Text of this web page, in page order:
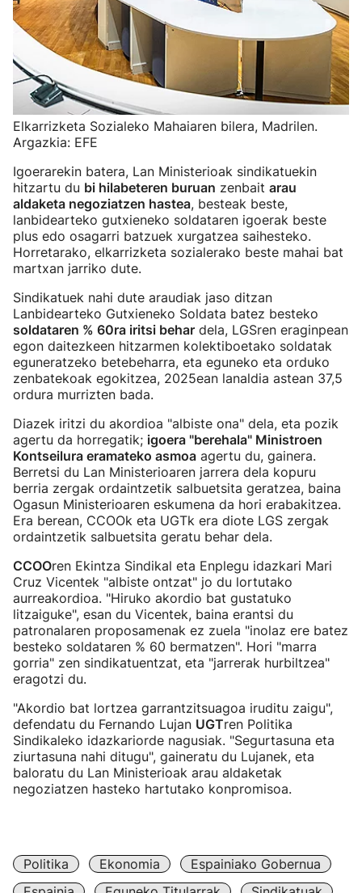
Elkarrizketa Sozialeko Mahaiaren bilera, Madrilen.
Argazkia: EFE
Igoerarekin batera, Lan Ministerioak sindikatuekin
hitzartu du bi hilabeteren buruan zenbait arau
aldaketa negoziatzen hastea, besteak beste,
lanbidearteko gutxieneko soldataren igoerak beste
plus edo osagarri batzuek xurgatzea saihesteko.
Horretarako, elkarrizketa sozialerako beste mahai bat
martxan jarriko dute.
Sindikatuek nahi dute araudiak jaso ditzan
Lanbidearteko Gutxieneko Soldata batez besteko
soldataren % 60ra iritsi behar dela, LGSren eraginpean
egon daitezkeen hitzarmen kolektiboetako soldatak
eguneratzeko betebeharra, eta eguneko eta orduko
zenbatekoak egokitzea, 2025ean lanaldia astean 37,5
ordura murrizten bada.
Diazek iritzi du akordioa "albiste ona" dela, eta pozik
agertu da horregatik; igoera "berehala" Ministroen
Kontseilura eramateko asmoa agertu du, gainera.
Berretsi du Lan Ministerioaren jarrera dela kopuru
berria zergak ordaintzetik salbuetsita geratzea, baina
Ogasun Ministerioaren eskumena da hori erabakitzea.
Era berean, CCOOk eta UGTk era diote LGS zergak
ordaintzetik salbuetsita geratu behar dela.
CCOOren Ekintza Sindikal eta Enplegu idazkari Mari
Cruz Vicentek "albiste ontzat" jo du lortutako
aurreakordioa. "Hiruko akordio bat gustatuko
litzaiguke", esan du Vicentek, baina erantsi du
patronalaren proposamenak ez zuela "inolaz ere batez
besteko soldataren % 60 bermatzen". Hori "marra
gorria" zen sindikatuentzat, eta "jarrerak hurbiltzea"
eragotzi du.
"Akordio bat lortzea garrantzitsuagoa iruditu zaigu",
defendatu du Fernando Lujan UGTren Politika
Sindikaleko idazkariorde nagusiak. "Segurtasuna eta
ziurtasuna nahi ditugu", gaineratu du Lujanek, eta
baloratu du Lan Ministerioak arau aldaketak
negoziatzen hasteko hartutako konpromisoa.
Politika Ekonomia
Espainiako Gobernua